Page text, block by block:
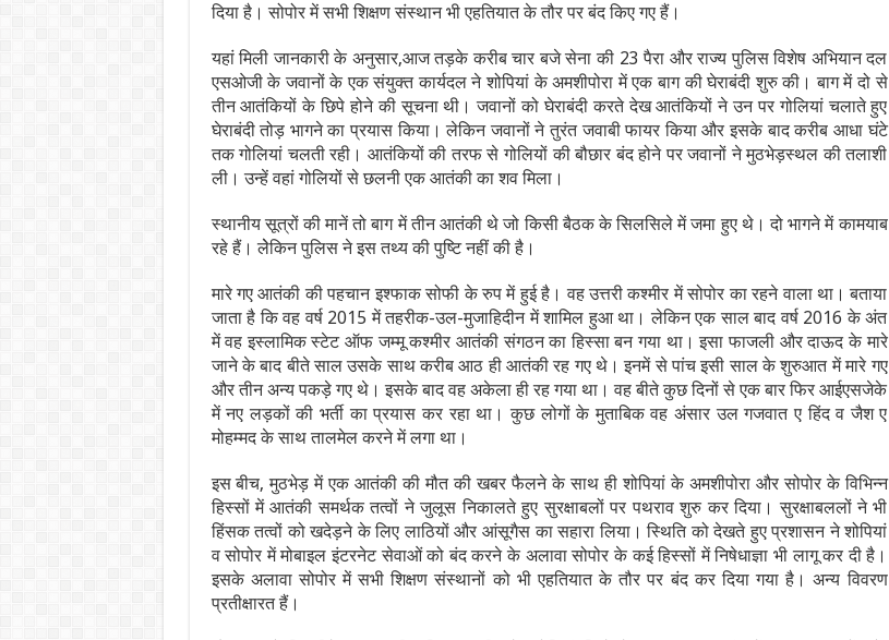
दिया है। सोपोर में सभी शिक्षण संस्थान भी एहतियात के तौर पर बंद किए गए हैं।
यहां मिली जानकारी के अनुसार,आज तड़के करीब चार बजे सेना की 23 पैरा और राज्य पुलिस विशेष अभियान दल
एसओजी के जवानों के एक संयुक्त कार्यदल ने शोपियां के अमशीपोरा में एक बाग की घेराबंदी शुरु की। बाग में दो से
तीन आतंकियों के छिपे होने की सूचना थी। जवानों को घेराबंदी करते देख आतंकियों ने उन पर गोलियां चलाते हुए
घेराबंदी तोड़ भागने का प्रयास किया। लेकिन जवानों ने तुरंत जवाबी फायर किया और इसके बाद करीब आधा घंटे
तक गोलियां चलती रही। आतंकियों की तरफ से गोलियों की बौछार बंद होने पर जवानों ने मुठभेड़स्थल की तलाशी
ली। उन्हें वहां गोलियों से छलनी एक आतंकी का शव मिला।
स्थानीय सूत्रों की मानें तो बाग में तीन आतंकी थे जो किसी बैठक के सिलसिले में जमा हुए थे। दो भागने में कामयाब
रहे हैं। लेेकिन पुलिस ने इस तथ्य की पुष्टि नहीं की है।
मारे गए आतंकी की पहचान इश्फाक सोफी के रुप में हुई है। वह उत्तरी कश्मीर में सोपोर का रहने वाला था। बताया
जाता है कि वह वर्ष 2015 में तहरीक-उल-मुजाहिदीन में शामिल हुआ था। लेकिन एक साल बाद वर्ष 2016 के अंत
में वह इस्लामिक स्टेट ऑफ जम्मू कश्मीर आतंकी संगठन का हिस्सा बन गया था। इसा फाजली और दाऊद के मारे
जाने के बाद बीते साल उसके साथ करीब आठ ही आतंकी रह गए थे। इनमें से पांच इसी साल के शुरुआत में मारे गए
और तीन अन्य पकड़े गए थे। इसके बाद वह अकेला ही रह गया था। वह बीते कुछ दिनों से एक बार फिर आईएसजेके
में नए लड़कों की भर्ती का प्रयास कर रहा था। कुछ लोगों के मुताबिक वह अंसार उल गजवात ए हिंद व जैश ए
मोहम्मद के साथ तालमेल करने में लगा था।
इस बीच, मुठभेड़ में एक आतंकी की मौत की खबर फैलने के साथ ही शोपियां के अमशीपोरा और सोपोर के विभिन्न
हिस्सों में आतंकी समर्थक तत्वों ने जुलूस निकालते हुए सुरक्षाबलों पर पथराव शुरु कर दिया। सुरक्षाबललों ने भी
हिंसक तत्वों को खदेड़ने के लिए लाठियों और आंसूगैस का सहारा लिया। स्थिति को देखते हुए प्रशासन ने शोपियां
व सोपोर में मोबाइल इंटरनेट सेवाओं को बंद करने के अलावा सोपोर के कई हिस्सों में निषेधाज्ञा भी लागू कर दी है।
इसके अलावा सोपोर में सभी शिक्षण संस्थानों को भी एहतियात के तौर पर बंद कर दिया गया है। अन्य विवरण
प्रतीक्षारत हैं।